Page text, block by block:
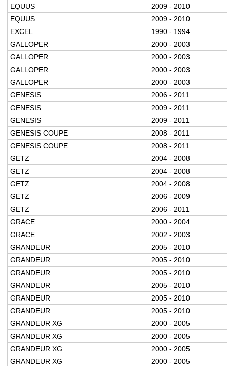
EQUUS
2009 - 2010
EQUUS
2009 - 2010
EXCEL
1990 - 1994
GALLOPER
2000 - 2003
GALLOPER
2000 - 2003
GALLOPER
2000 - 2003
GALLOPER
2000 - 2003
GENESIS
2006 - 2011
GENESIS
2009 - 2011
GENESIS
2009 - 2011
GENESIS COUPE
2008 - 2011
GENESIS COUPE
2008 - 2011
GETZ
2004 - 2008
GETZ
2004 - 2008
GETZ
2004 - 2008
GETZ
2006 - 2009
GETZ
2006 - 2011
GRACE
2000 - 2004
GRACE
2002 - 2003
GRANDEUR
2005 - 2010
GRANDEUR
2005 - 2010
GRANDEUR
2005 - 2010
GRANDEUR
2005 - 2010
GRANDEUR
2005 - 2010
GRANDEUR
2005 - 2010
GRANDEUR XG
2000 - 2005
GRANDEUR XG
2000 - 2005
GRANDEUR XG
2000 - 2005
GRANDEUR XG
2000 - 2005